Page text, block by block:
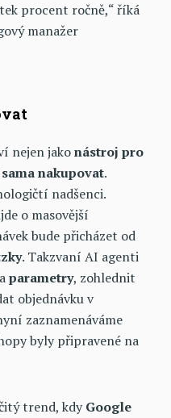
procent ročně,“ říká
manažer
nejen jakonástroj pro
samanakupovat.
nadšenci.
o masovější
bude přicházet od
. Takzvaní AI agenti
parametry, zohlednit
objednávku v
zaznamenáváme
byly připravené na
trend, kdyGoogle